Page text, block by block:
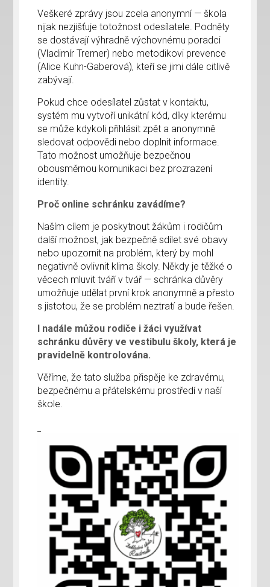
Veškeré zprávy jsou zcela anonymní — škola
nijak nezjišťuje totožnost odesílatele. Podněty
se dostávají výhradně výchovnému poradci
(Vladimír Tremer) nebo metodikovi prevence
(Alice Kuhn-Gaberová), kteří se jimi dále citlivě
zabývají.
Pokud chce odesílatel zůstat v kontaktu,
systém mu vytvoří unikátní kód, díky kterému
se může kdykoli přihlásit zpět a anonymně
sledovat odpovědi nebo doplnit informace.
Tato možnost umožňuje bezpečnou
obousměrnou komunikaci bez prozrazení
identity.
Proč online schránku zavádíme?
Naším cílem je poskytnout žákům i rodičům
další možnost, jak bezpečně sdílet své obavy
nebo upozornit na problém, který by mohl
negativně ovlivnit klima školy. Někdy je těžké o
věcech mluvit tváří v tvář — schránka důvěry
umožňuje udělat první krok anonymně a přesto
s jistotou, že se problém neztratí a bude řešen.
I nadále můžou rodiče i žáci využívat
schránku důvěry ve vestibulu školy, která je
pravidelně kontrolována.
Věříme, že tato služba přispěje ke zdravému,
bezpečnému a přátelskému prostředí v naší
škole.